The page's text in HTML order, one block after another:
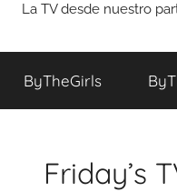
La TV desde nuestro
ByTheGirls
Friday’s